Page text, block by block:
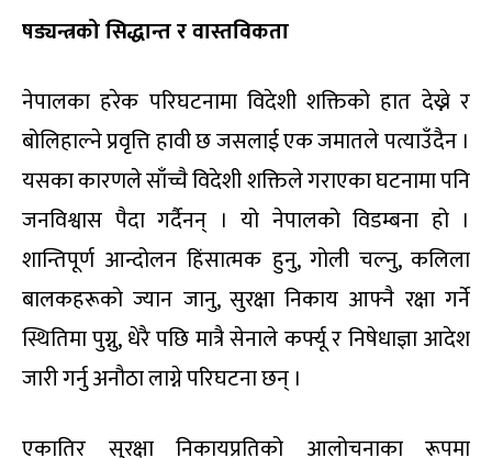
षड्यन्त्रको सिद्धान्त र वास्तविकता
नेपालका हरेक परिघटनामा विदेशी शक्तिको हात देख्ने र
बोलिहाल्ने प्रवृत्ति हावी छ जसलाई एक जमातले पत्याउँदैन ।
यसका कारणले साँच्चै विदेशी शक्तिले गराएका घटनामा पनि
जनविश्वास पैदा गर्दैनन् । यो नेपालको विडम्बना हो ।
शान्तिपूर्ण आन्दोलन हिंसात्मक हुनु, गोली चल्नु, कलिला
बालकहरूको ज्यान जानु, सुरक्षा निकाय आफ्नै रक्षा गर्ने
स्थितिमा पुग्नु, धेरै पछि मात्रै सेनाले कर्फ्यू र निषेधाज्ञा आदेश
जारी गर्नु अनौठा लाग्ने परिघटना छन् ।
एकातिर सुरक्षा निकायप्रतिको आलोचनाका रूपमा